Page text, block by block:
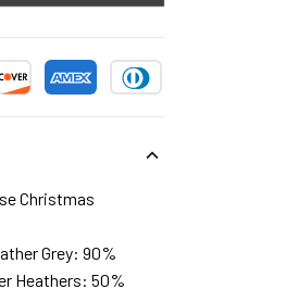
Christmas
Grey: 90%
Heathers: 50%